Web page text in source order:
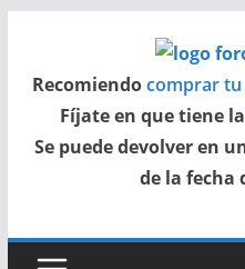
contenido
Recomiendocomprar tu
Fíjate en que tiene
Se puede devolver en
de la fecha